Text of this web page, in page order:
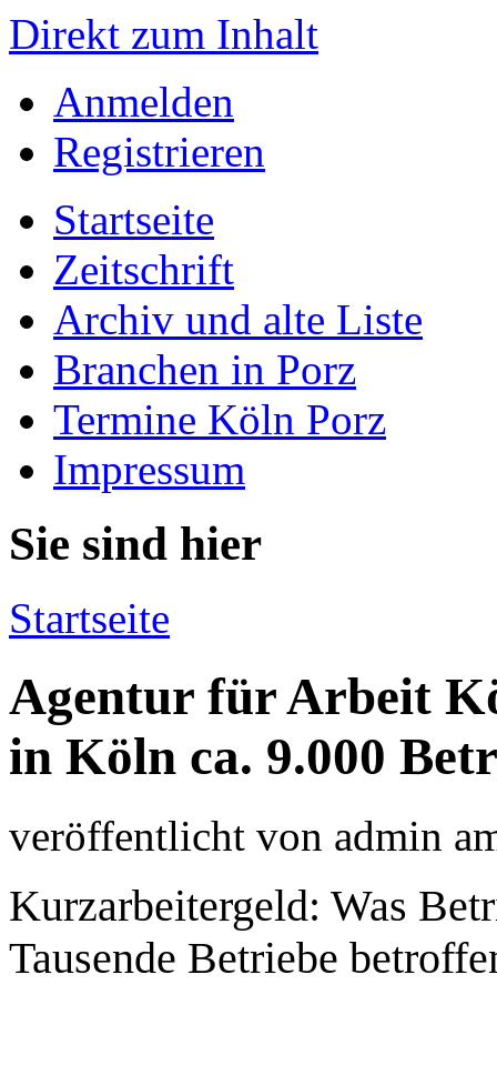
Direkt zum Inhalt
Anmelden
Registrieren
Startseite
Zeitschrift
Archiv und alte Liste
Branchen in Porz
Termine Köln Porz
Impressum
Sie sind hier
Startseite
Agentur für Arbeit
in Köln ca. 9.000
veröffentlicht von admin
Kurzarbeitergeld: Was
Tausende Betriebe